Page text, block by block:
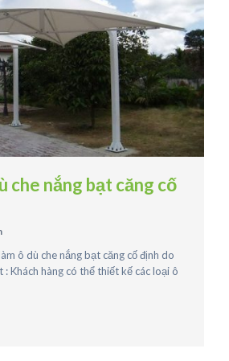
che nắng bạt căng cố
ô dù che nắng bạt căng cố định do
: Khách hàng có thể thiết kế các loại ô